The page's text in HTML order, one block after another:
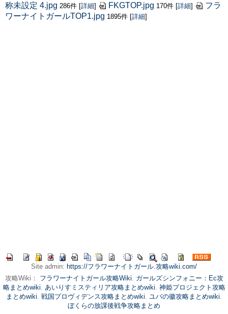
称未設定 4.jpg 286件 [詳細] FKGTOP.jpg 170件 [詳細]
フラ
ワーナイトガールTOP1.jpg 1895件 [詳細]
Site admin: https://フラワーナイトガール.攻略wiki.com/
攻略Wiki： フラワーナイトガール攻略Wiki
ガールズシンフォニー：Ec攻
略まとめwiki
あいりすミスティリア攻略まとめwiki 神姫プロジェクト攻略
まとめwiki 戦国プロヴィデンス攻略まとめwiki ユバの徽攻略まとめwiki
ぼくらの放課後戦争攻略まとめ